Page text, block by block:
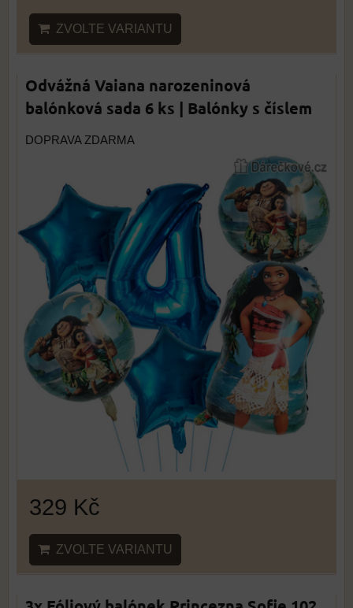
ZVOLTE VARIANTU
Odvážná Vaiana narozeninová
balónková sada 6 ks | Balónky s číslem
DOPRAVA ZDARMA
329 Kč
ZVOLTE VARIANTU